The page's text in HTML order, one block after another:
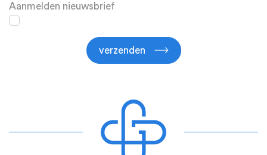
Aanmelden nieuwsbrief
verzenden